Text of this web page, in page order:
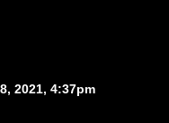
2021, 4:37pm